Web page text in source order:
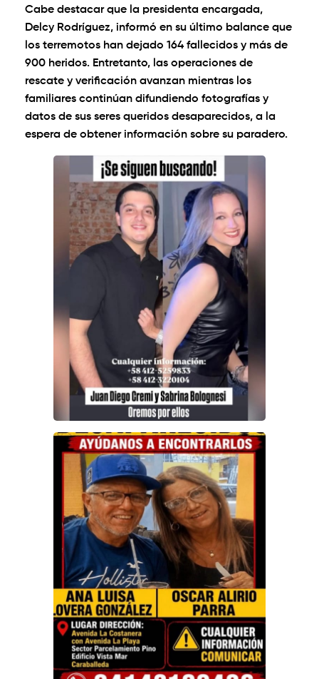
Cabe destacar que la presidenta encargada,
Delcy Rodríguez, informó en su último balance que
los terremotos han dejado 164 fallecidos y más de
900 heridos. Entretanto, las operaciones de
rescate y verificación avanzan mientras los
familiares continúan difundiendo fotografías y
datos de sus seres queridos desaparecidos, a la
espera de obtener información sobre su paradero.